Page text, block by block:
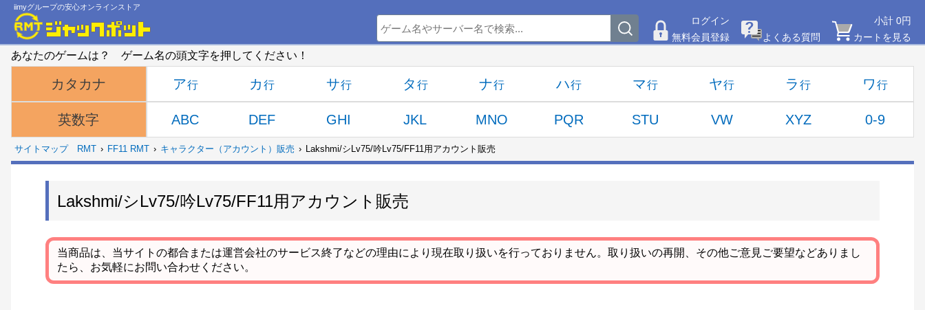
iimyグループの安心オンラインストア
ログイン
無料会員登録
よくある質問
小計 0円
カートを見る
あなたのゲームは？ ゲーム名の頭文字を押してください！
カタカナ
英数字
ア カ サ タ ナ ハ マ ヤ ラ ワ
ABC DEF GHI JKL MNO PQR STU VW XYZ 0-9
サイトマップ RMT FF11 RMT キャラクター（アカウント）販売 Lakshmi/シLv75/吟Lv75/FF11用アカウント販売
Lakshmi/シLv75/吟Lv75/FF11用アカウント販売
当商品は、当サイトの都合または運営会社のサービス終了などの理由により現在取り扱いを行っておりません。取り扱いの再開、その他ご意見ご要望などありまし
たら、お気軽にお問い合わせください。